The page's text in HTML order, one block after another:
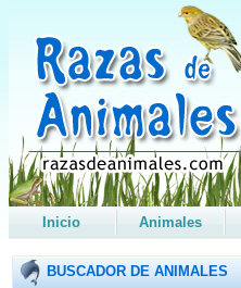
Inicio Animales
BUSCADOR DE ANIMALES